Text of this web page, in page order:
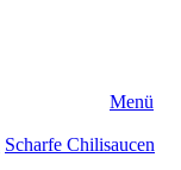
Menü
Scharfe Chilisaucen